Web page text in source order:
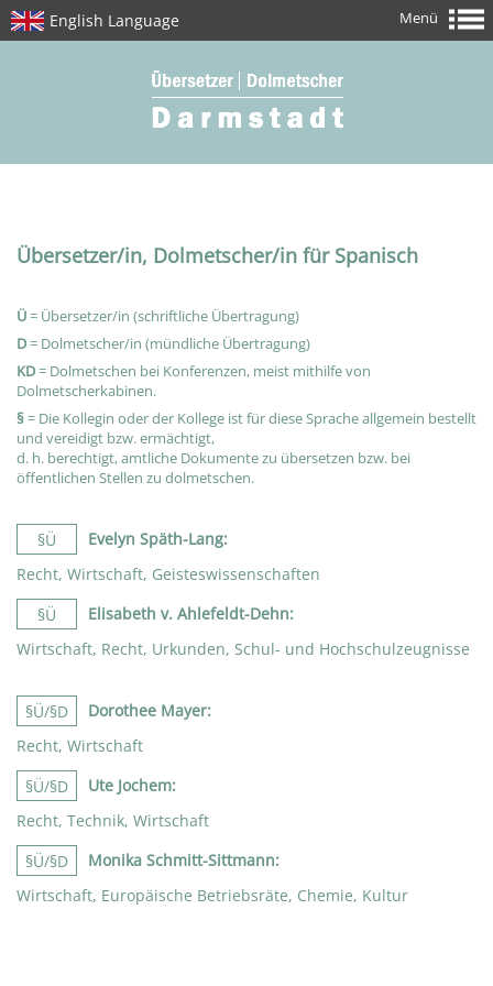
English Language Menü
Übersetzer/in, Dolmetscher/in für Spanisch
Ü= Übersetzer/in (schriftliche Übertragung)
D= Dolmetscher/in (mündliche Übertragung)
KD= Dolmetschen bei Konferenzen, meist mithilfe von
Dolmetscherkabinen.
§= Die Kollegin oder der Kollege ist für diese Sprache allgemein bestellt
und vereidigt bzw. ermächtigt,
d. h. berechtigt, amtliche Dokumente zu übersetzen bzw. bei
öffentlichen Stellen zu dolmetschen.
§Ü Evelyn Späth-Lang:
Recht, Wirtschaft, Geisteswissenschaften
§Ü
Elisabeth v. Ahlefeldt-Dehn:
Wirtschaft, Recht, Urkunden, Schul- und Hochschulzeugnisse
§Ü/§D Dorothee Mayer:
Recht, Wirtschaft
§Ü/§D
Ute Jochem:
Recht, Technik, Wirtschaft
§Ü/§D
Monika Schmitt-Sittmann:
Wirtschaft, Europäische Betriebsräte, Chemie, Kultur